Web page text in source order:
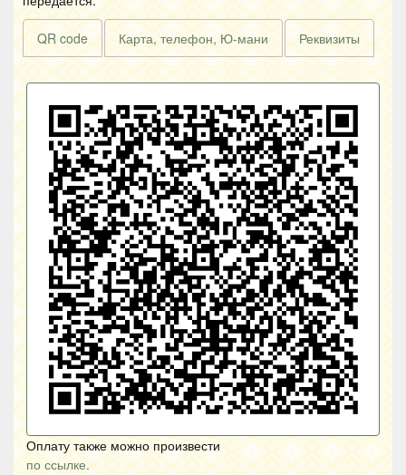
QR code Карта, телефон, Ю-мани Реквизиты
Оплату также можно произвести
по ссылке.